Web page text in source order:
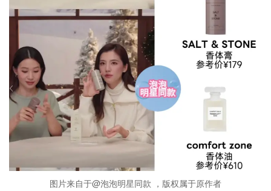
图片来自于@泡泡明星同款 ，版权属于原作者